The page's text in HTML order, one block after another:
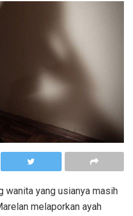
wanita yang usianya masih
melaporkan ayah